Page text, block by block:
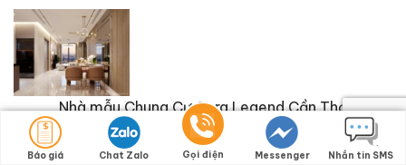
Nhà mẫu Chung Cư Cara Legend Cần Thơ
Báo giá Chat Zalo Gọi điện Messenger Nhắn tin SMS